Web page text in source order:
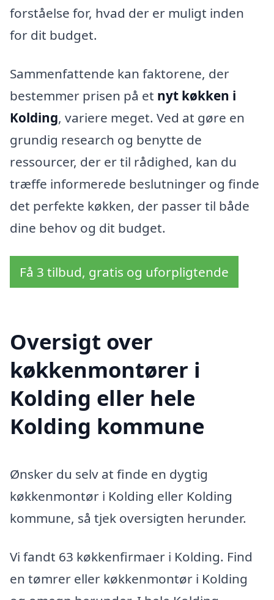
forståelse for, hvad der er muligt inden
for dit budget.
Sammenfattende kan faktorene, der
bestemmer prisen på et nyt køkken i
Kolding, variere meget. Ved at gøre en
grundig research og benytte de
ressourcer, der er til rådighed, kan du
træffe informerede beslutninger og finde
det perfekte køkken, der passer til både
dine behov og dit budget.
Få 3 tilbud, gratis og uforpligtende
Oversigt over
køkkenmontører i
Kolding eller hele
Kolding kommune
Ønsker du selv at finde en dygtig
køkkenmontør i Kolding eller Kolding
kommune, så tjek oversigten herunder.
Vi fandt 63 køkkenfirmaer i Kolding. Find
en tømrer eller køkkenmontør i Kolding